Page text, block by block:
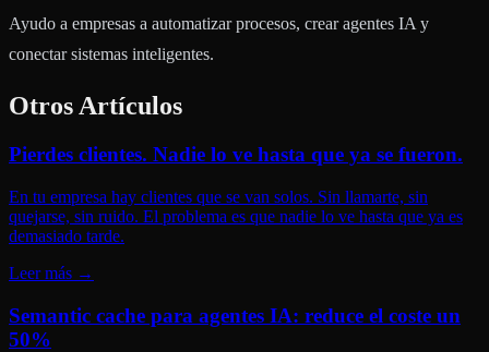
Ayudo a empresas a automatizar procesos, crear agentes IA y
conectar sistemas inteligentes.
Otros Artículos
Pierdes clientes. Nadie lo ve hasta que ya se fueron.
En tu empresa hay clientes que se van solos. Sin llamarte, sin
quejarse, sin ruido. El problema es que nadie lo ve hasta que ya es
demasiado tarde.
Leer más →
Semantic cache para agentes IA: reduce el coste un
50%